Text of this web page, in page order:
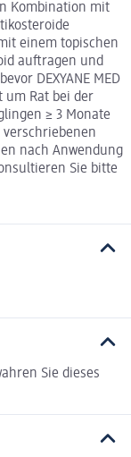
Kombination mit
einem topischen
auftragen und
DEXYANE MED
um Rat bei der
≥ 3 Monate
nach Anwendung
Sie bitte
Sie dieses